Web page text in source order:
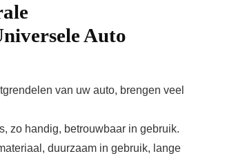
Auto
van uw auto, brengen veel
zo handig, betrouwbaar in gebruik.
duurzaam in gebruik, lange